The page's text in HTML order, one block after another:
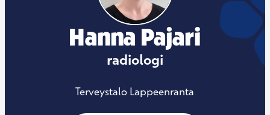
Hanna Pajari
radiologi
Terveystalo Lappeenranta